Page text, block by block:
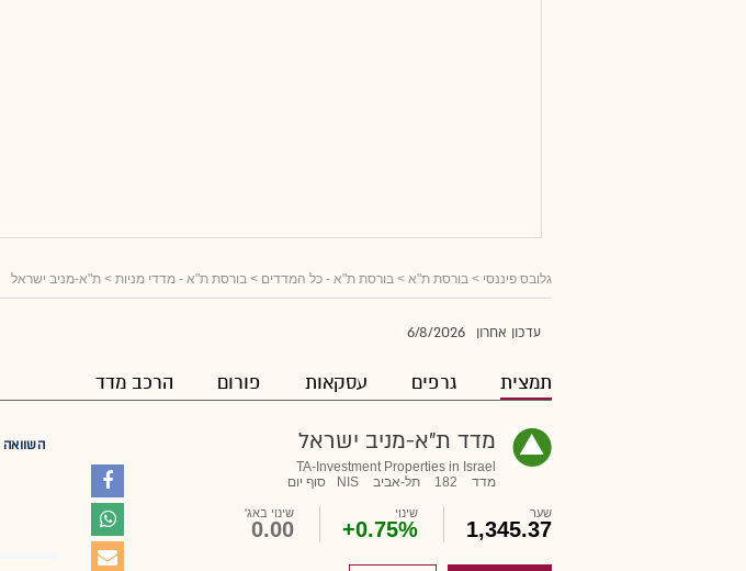
גלובס פיננסי > בורסת ת"א > בורסת ת"א - כל המדדים > בורסת ת"א - מדדי מניות > ת"א-מניב ישראל
עדכון אחרון 6/8/2026
תמצית גרפים עסקאות פורום הרכב מדד
מדד ת"א-מניב ישראל
TA-Investment Properties in Israel
מדד
182 תל-אביב NIS סוף יום
שער
1,345.37
שינוי
+0.75%
שינוי באג'
0.00
השוואה